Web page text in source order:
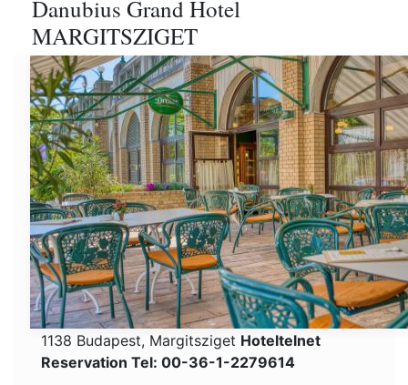
Danubius Grand Hotel
MARGITSZIGET
1138 Budapest, Margitsziget Hoteltelnet
Reservation Tel: 00-36-1-2279614